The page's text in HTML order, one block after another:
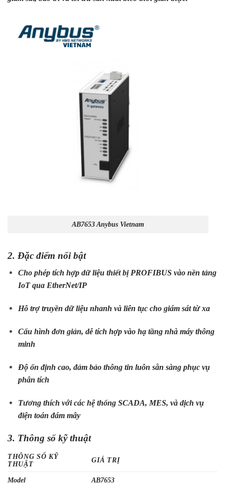
AB7653 Anybus Vietnam
2. Đặc điểm nổi bật
Cho phép tích hợp dữ liệu thiết bị PROFIBUS vào nền tảng
IoT qua EtherNet/IP
Hỗ trợ truyền dữ liệu nhanh và liên tục cho giám sát từ xa
Cấu hình đơn giản, dễ tích hợp vào hạ tầng nhà máy thông
minh
Độ ổn định cao, đảm bảo thông tin luôn sẵn sàng phục vụ
phân tích
Tương thích với các hệ thống SCADA, MES, và dịch vụ
điện toán đám mây
3. Thông số kỹ thuật
THÔNG SỐ KỸ
THUẬT
GIÁ TRỊ
Model AB7653